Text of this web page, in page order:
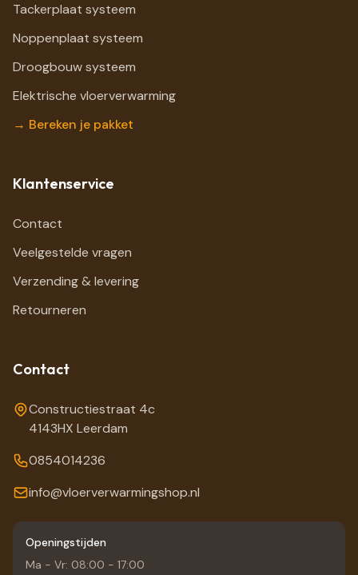
Tackerplaat systeem
Noppenplaat systeem
Droogbouw systeem
Elektrische vloerverwarming
→ Bereken je pakket
Klantenservice
Contact
Veelgestelde vragen
Verzending & levering
Retourneren
Contact
Constructiestraat 4c
4143HX Leerdam
0854014236
info@vloerverwarmingshop.nl
Openingstijden
Ma - Vr: 08:00 - 17:00